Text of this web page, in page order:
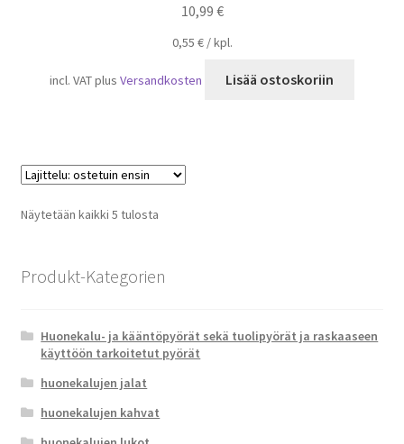
10,99 €
0,55 €/kpl.
incl. VATplusVersandkosten Lisää ostoskoriin
Näytetään kaikki 5 tulostaSuosituimmat
Produkt-Kategorien
Huonekalu- ja kääntöpyörät sekä tuolipyörät ja raskaaseen
käyttöön tarkoitetut pyörät
huonekalujen jalat
huonekalujen kahvat